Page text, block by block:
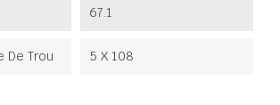
67.1
De Trou 5 X 108